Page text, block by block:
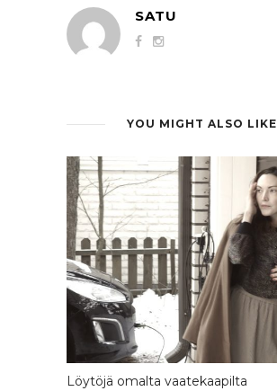
SATU
YOU MIGHT ALSO LIKE
Löytöjä omalta vaatekaapilta